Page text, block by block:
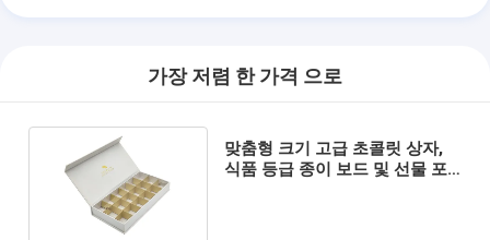
가장 저렴 한 가격 으로
맞춤형 크기 고급 초콜릿 상자,
식품 등급 종이 보드 및 선물 포